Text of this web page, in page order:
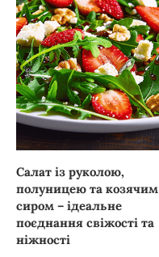
Салат із руколою,
полуницею та козячим
сиром – ідеальне
поєднання свіжості та
ніжності